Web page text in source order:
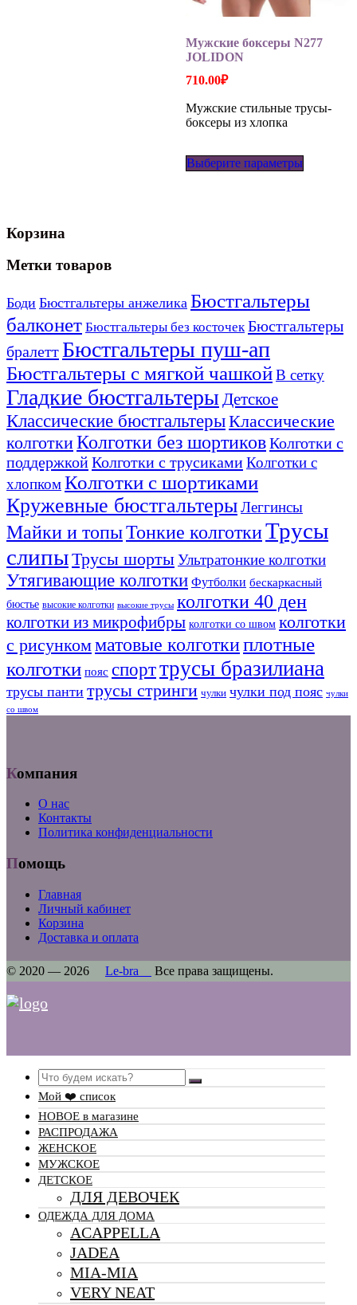
Мужские боксеры N277
JOLIDON
710.00₽
Мужские стильные трусы-
боксеры из хлопка
Выберите параметры
Корзина
Метки товаров
Боди Бюстгальтеры анжелика Бюстгальтеры
балконет Бюстгальтеры без косточек Бюстгальтеры
бралетт Бюстгальтеры пуш-ап
Бюстгальтеры с мягкой чашкойВ сетку
Гладкие бюстгальтерыДетское
Классические бюстгальтерыКлассические
колготкиКолготки без шортиковКолготки с
поддержкойКолготки с трусикамиКолготки с
хлопкомКолготки с шортиками
Кружевные бюстгальтерыЛеггинсы
Майки и топыТонкие колготкиТрусы
слипыТрусы шортыУльтратонкие колготки
Утягивающие колготки Футболки бескаркасный
бюстье высокие колготки высокие трусы колготки 40 ден
колготки из микрофибры колготки со швом колготки
с рисункомматовые колготкиплотные
колготки пояс спорттрусы бразилиана
трусы панти трусы стринги чулки чулки под пояс чулки
со швом
Компания
О нас
Контакты
Политика конфиденциальности
Помощь
Главная
Личный кабинет
Корзина
Доставка и оплата
© 2020 — 2026 Le-bra Все права защищены.
Search
Мой ❤️ список
НОВОЕ в магазине
РАСПРОДАЖА
ЖЕНСКОЕ
МУЖСКОЕ
ДЕТСКОЕ
ДЛЯ ДЕВОЧЕК
ОДЕЖДА ДЛЯ ДОМА
ACAPPELLA
JADEA
MIA-MIA
VERY NEAT